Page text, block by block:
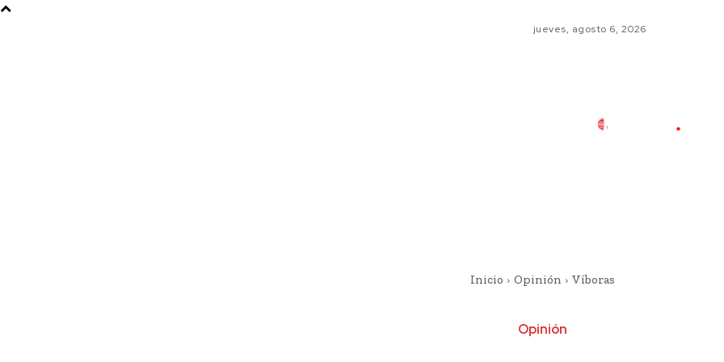
jueves, agosto 6, 2026
Inicio Opinión Víboras
Opinión